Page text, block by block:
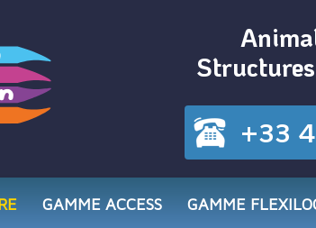
+33
GAMME ACCESS GAMME